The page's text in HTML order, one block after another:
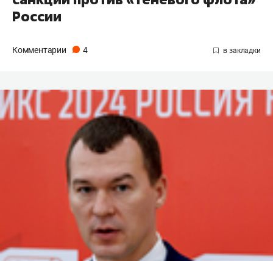
России
Комментарии 4